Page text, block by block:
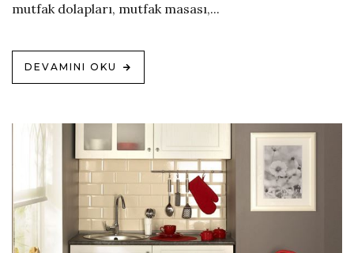
mutfak dolapları, mutfak masası,...
DEVAMINI OKU